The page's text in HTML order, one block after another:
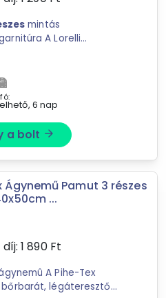
-
a Depo teljes
mintás
A Lorelli
ágyneműgarnitúra A L
6 nap
a bolt arrow_forward
Ágynemű Pamut 3 részes
...
1 890Ft
A Pihe-Tex
légáteresztő